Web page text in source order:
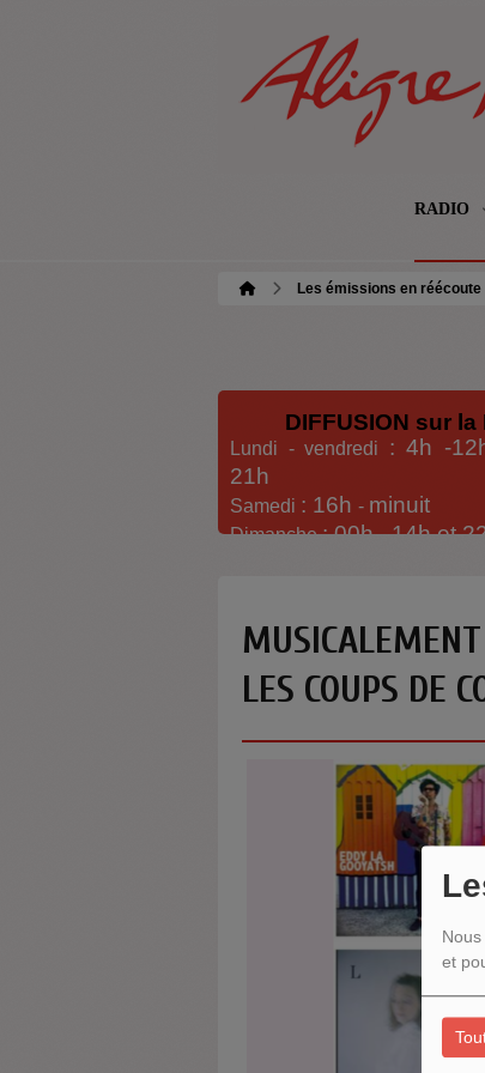
et
RADIO
Les émissions en réécoute
DIFFUSION sur la
Lundi - vendredi : 4h -
21h
Samedi : 16h - minuit
Dimanche: 00h -14h et
LES COUPS DE